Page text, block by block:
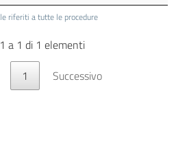
riferiti a tutte le procedure
a 1 di 1 elementi
1 Successivo